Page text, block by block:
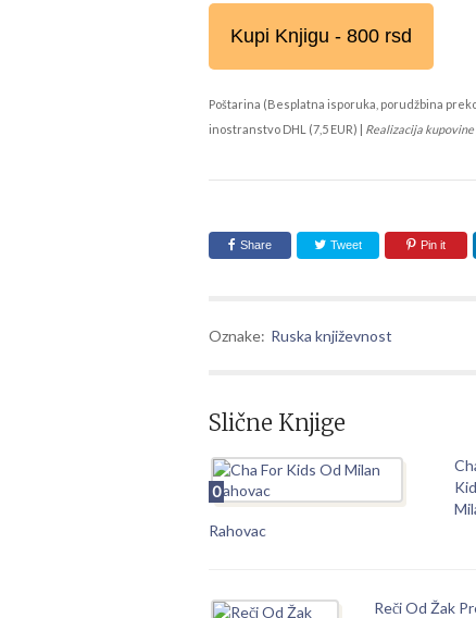
Kupi Knjigu - 800 rsd
Poštarina (Besplatna isporuka, porudžbina
inostranstvo DHL (7,5 EUR) | Realizacija
Share Tweet Pin it
Oznake: Ruska književnost
Slične Knjige
0
Rahovac
Reči Od Žak